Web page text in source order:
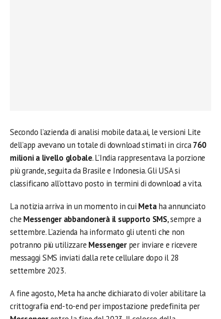
Secondo l’azienda di analisi mobile data.ai, le versioni Lite
dell’app avevano un totale di download stimati in circa760
milioni a livello globale. L’India rappresentava la porzione
più grande, seguita da Brasile e Indonesia. Gli USA si
classificano all’ottavo posto in termini di download a vita.
La notizia arriva in un momento in cui Metaha annunciato
che Messenger abbandonerà il supporto SMS, sempre a
settembre. L’azienda ha informato gli utenti che non
potranno più utilizzare Messenger per inviare e ricevere
messaggi SMS inviati dalla rete cellulare dopo il 28
settembre 2023.
A fine agosto, Meta ha anche dichiarato di voler abilitare la
crittografia end-to-end per impostazione predefinita per